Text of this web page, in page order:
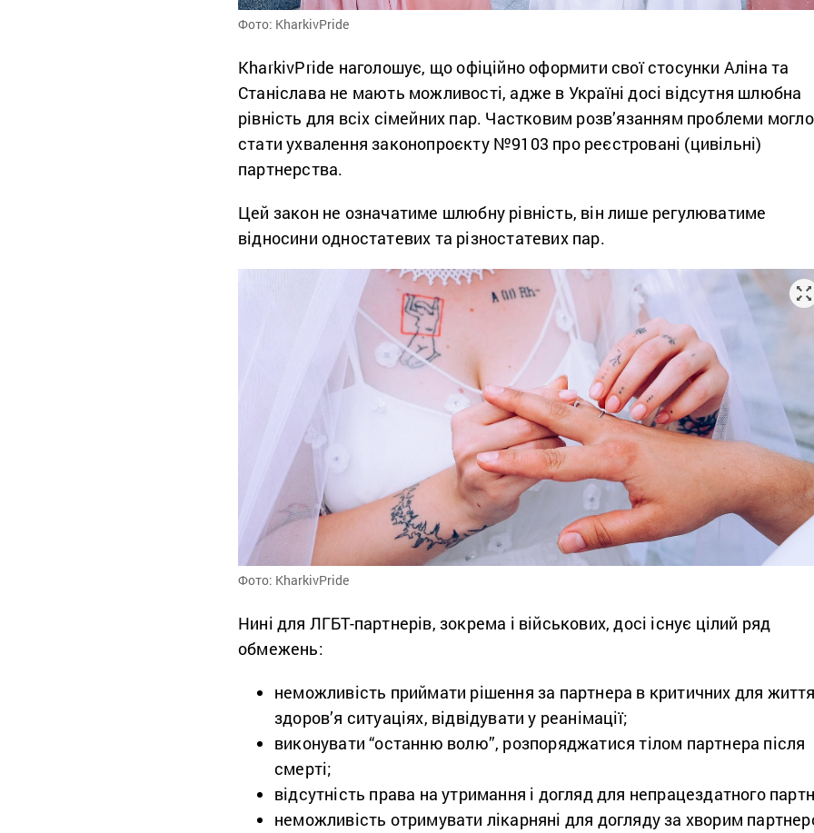
Фото: KharkivPride
KharkivPride наголошує, що офіційно оформити свої стосунки Аліна та
Станіслава не мають можливості, адже в Україні досі відсутня шлюбна
рівність для всіх сімейних пар. Частковим розв’язанням проблеми
стати ухвалення законопроєкту №9103 про реєстровані (цивільні)
партнерства.
Цей закон не означатиме шлюбну рівність, він лише регулюватиме
відносини одностатевих та різностатевих пар.
Фото: KharkivPride
Нині для ЛГБТ-партнерів, зокрема і військових, досі існує цілий ряд
обмежень:
неможливість приймати рішення за партнера в критичних для
здоров’я ситуаціях, відвідувати у реанімації;
виконувати “останню волю”, розпоряджатися тілом партнера після
смерті;
відсутність права на утримання і догляд для непрацездатного
неможливість отримувати лікарняні для догляду за хворим